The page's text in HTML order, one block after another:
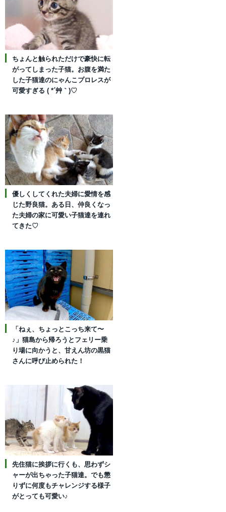
ちょんと触られただけで豪快に転
がってしまった子猫。お腹を満た
した子猫達のにゃんこプロレスが
可愛すぎる ( *´艸｀)♡
優しくしてくれた夫婦に愛情を感
じた野良猫。ある日、仲良くなっ
た夫婦の家に可愛い子猫達を連れ
てきた♡
「ねぇ、ちょっとこっち来て〜
♪」猫島から帰ろうとフェリー乗
り場に向かうと、甘えん坊の黒猫
さんに呼び止められた！
先住猫に挨拶に行くも、思わずシ
ャーが出ちゃった子猫達。でも懲
りずに何度もチャレンジする様子
がとっても可愛い♪